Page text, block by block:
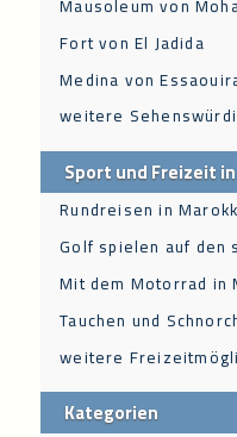
Mausoleum von
Fort von El Jadida
Medina von
weitere
Sport und Freizeit
Rundreisen in
Golf spielen auf den
Mit dem Motorrad in
Tauchen und
weitere
Kategorien